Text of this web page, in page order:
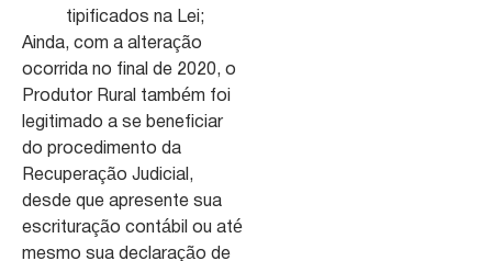
tipificados na Lei;
Ainda, com a alteração
ocorrida no final de 2020, o
Produtor Rural também foi
legitimado a se beneficiar
do procedimento da
Recuperação Judicial,
desde que apresente sua
escrituração contábil ou até
mesmo sua declaração de